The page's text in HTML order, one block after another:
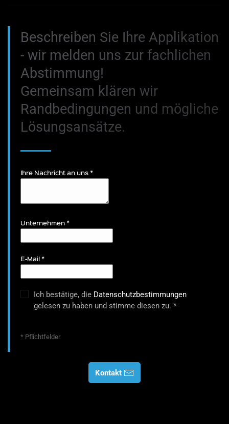
Beschreiben Sie Ihre Applikation
- wir melden uns zur fachlichen
Abstimmung!
Gemeinsam klären wir
Randbedingungen und mögliche
Lösungsansätze.
Ihre Nachricht an uns *
Unternehmen *
E-Mail *
Ich bestätige, die Datenschutzbestimmungen
gelesen zu haben und stimme diesen zu. *
* Pflichtfelder
Kontakt